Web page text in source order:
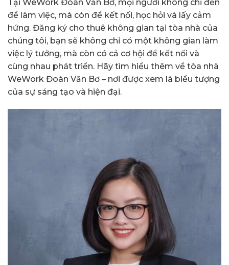
Tại WeWork Đoàn Văn Bơ, mọi người không chỉ đến
để làm việc, mà còn để kết nối, học hỏi và lấy cảm
hứng. Đăng ký cho thuê không gian tại tòa nhà của
chúng tôi, bạn sẽ không chỉ có một không gian làm
việc lý tưởng, mà còn có cả cơ hội để kết nối và
cùng nhau phát triển. Hãy tìm hiểu thêm về tòa nhà
WeWork Đoàn Văn Bơ – nơi được xem là biểu tượng
của sự sáng tạo và hiện đại.